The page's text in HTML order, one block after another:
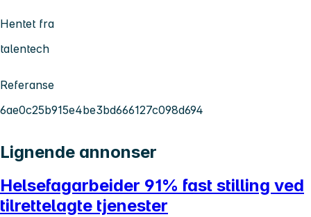
Hentet fra
talentech
Referanse
6ae0c25b915e4be3bd666127c098d694
Lignende annonser
Helsefagarbeider 91% fast stilling ved
tilrettelagte tjenester